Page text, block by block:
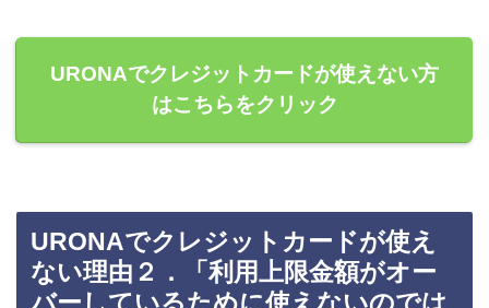
URONAでクレジットカードが使えない方
はこちらをクリック
URONAでクレジットカードが使え
ない理由２．「利用上限金額がオー